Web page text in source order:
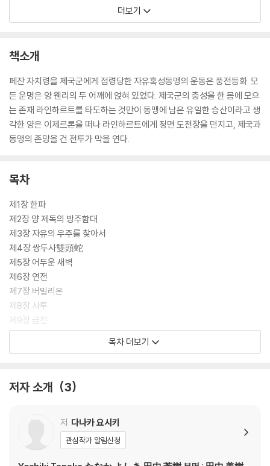
더보기
책소개
페잔 자치령을 제국군에게 점령당한 자유혹성동맹의 운동은 풍전등화. 모
든 운명은 양 웬리의 두 어깨에 얹혀 있었다. 제국군의 충성을 한 몸에 모으
는 존재 라인하르트를 타도하는 것만이 동맹에 남은 유일한 승산이라고 생
각한 양은 이제르론을 떠나 라인하르트에게 정면 도전장을 던지고, 제국과
동맹의 존망을 건 전투가 막을 연다.
목차
제1장 한파
제2장 양 제독의 방주함대
제3장 자유의 우주를 찾아서
제4장 쌍두사雙頭蛇
제5장 어두운 새벽
제6장 연전
제7장 버밀리온
제8장 사투
제9장 급전
제10장 “지크 카이저!”
은하영웅전설을 만드는 법 다나카 요시키 인터뷰 Part 5
목차 더보기
저자 소개 3
저 다나카 요시키
관심작가 알림신청